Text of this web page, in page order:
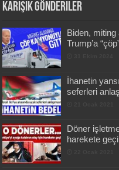
Karışık Gönderiler
Biden, miting
Trump’a
İhanetin
seferleri
Döner
harekete